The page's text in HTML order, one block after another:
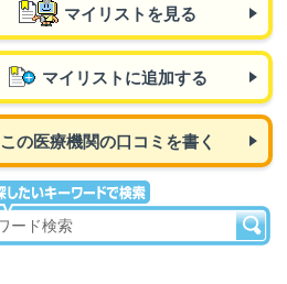
マイリストを見る
マイリストに追加する
この医療機関の口コミを書く